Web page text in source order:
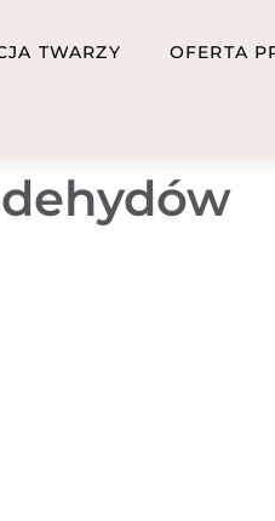
TWARZY OFERTA